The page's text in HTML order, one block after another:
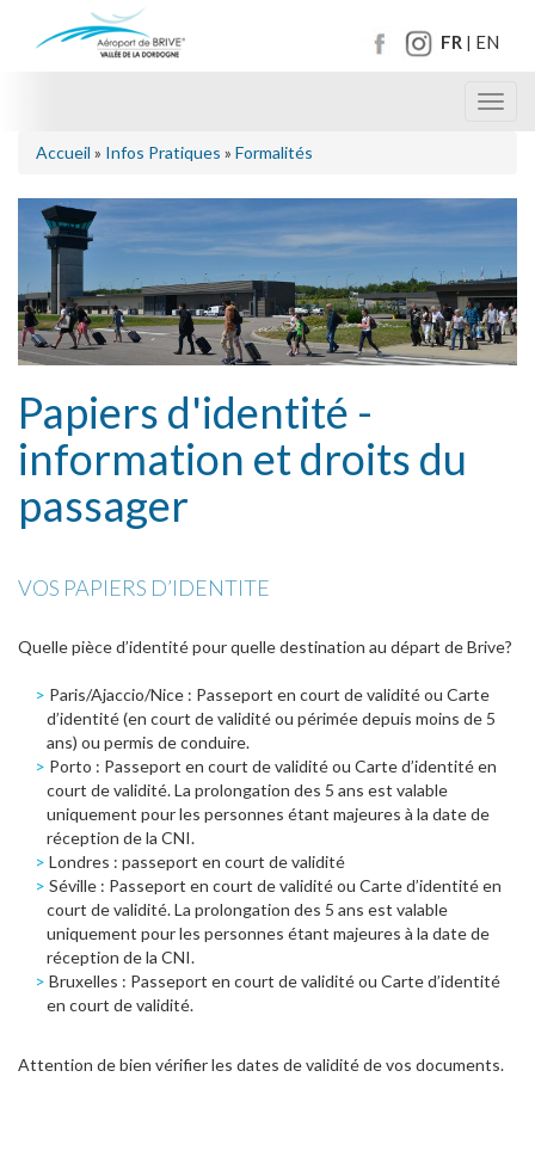
FR | EN
Accueil » Infos Pratiques » Formalités
Papiers d'identité -
information et droits du
passager
VOS PAPIERS D’IDENTITE
Quelle pièce d’identité pour quelle destination au départ de Brive?
Paris/Ajaccio/Nice : Passeport en court de validité ou Carte
d’identité (en court de validité ou périmée depuis moins de 5
ans) ou permis de conduire.
Porto : Passeport en court de validité ou Carte d’identité en
court de validité. La prolongation des 5 ans est valable
uniquement pour les personnes étant majeures à la date de
réception de la CNI.
Londres : passeport en court de validité
Séville : Passeport en court de validité ou Carte d’identité en
court de validité. La prolongation des 5 ans est valable
uniquement pour les personnes étant majeures à la date de
réception de la CNI.
Bruxelles : Passeport en court de validité ou Carte d’identité
en court de validité.
Attention de bien vérifier les dates de validité de vos documents.